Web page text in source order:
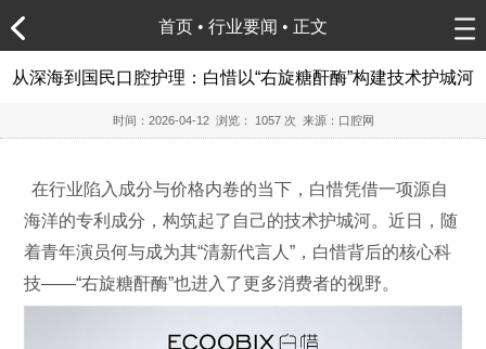
首页 • 行业要闻 • 正文
从深海到国民口腔护理：白惜以“右旋糖酐酶”构建技术护城河
时间： 2026-04-12浏览： 1057 次 来源：口腔网
在行业陷入成分与价格内卷的当下，白惜凭借一项源自
海洋的专利成分，构筑起了自己的技术护城河。近日，随
着青年演员何与成为其“清新代言人”，白惜背后的核心科
技——“右旋糖酐酶”也进入了更多消费者的视野。